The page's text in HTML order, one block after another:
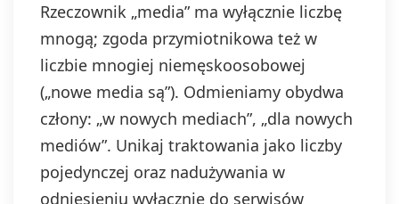
Rzeczownik „media” ma wyłącznie liczbę
mnogą; zgoda przymiotnikowa też w
liczbie mnogiej niemęskoosobowej
(„nowe media są”). Odmieniamy obydwa
człony: „w nowych mediach”, „dla nowych
mediów”. Unikaj traktowania jako liczby
pojedynczej oraz nadużywania w
odniesieniu wyłącznie do serwisów